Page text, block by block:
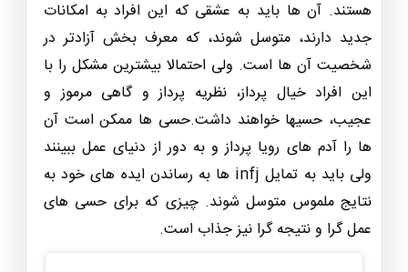
هستند. آن ها باید به عشقی که این افراد به امکانات
جدید دارند، متوسل شوند، که معرف بخش آزادتر در
شخصیت آن ها است. ولی احتمالا بیشترین مشکل را با
این افراد خیال پرداز، نظریه پرداز و گاهی مرموز و
عجیب، حسیها خواهند داشت.حسی ها ممکن است آن
ها را آدم های رویا پرداز و به دور از دنیای عمل ببینند
ولی باید به تمایل infj ها به رساندن ایده های خود به
نتایج ملموس متوسل شوند. چیزی که برای حسی های
عمل گرا و نتیجه گرا نیز جذاب است.